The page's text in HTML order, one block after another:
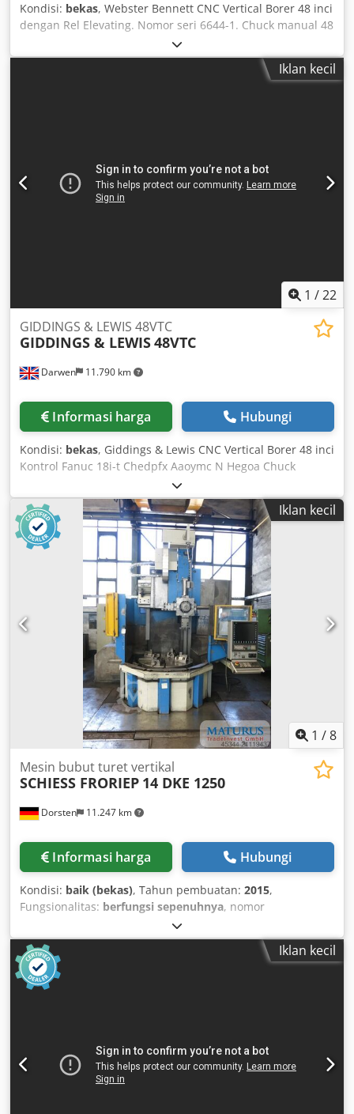
Kondisi: bekas, Webster Bennett CNC Vertical Borer 48 inci
dengan Rel Elevating. Nomor seri 6644-1. Chuck manual 48
inci, dilengkapi dengan rahang. Turret hidrolik. Kontrol
Fanuc 18i-T. Konveyor serbuk logam. Unit pendingin udara
pada panel listrik. Jarak sekitar 1250mm dari alat ke meja.
Iklan kecil
1 /22
Darwen 11.790 km
GIDDINGS & LEWIS 48VTC
GIDDINGS & LEWIS48VTC
Informasi harga Hubungi
Kondisi: bekas, Giddings & Lewis CNC Vertical Borer 48 inci
Kontrol Fanuc 18i-t Chedpfx Aaoymc N Hegoa Chuck
hidrolik 48 inci Sekitar 1,5 m jarak antara rel dan meja
Revolver hidrolik Konveyor serpihan Servis mesin penuh
terbaru termasuk: melepas bearing Timken dan
mengirimnya untuk pengujian preload, perbaikan
menyeluruh sistem pelumasan oli termasuk penggantian
outlet oli kuningan pada meja.
Iklan kecil
1 /8
Dorsten 11.247 km
Mesin bubut turet vertikal
SCHIESS FRORIEP 14 DKE 1250
Informasi harga Hubungi
Kondisi: baik (bekas), Tahun pembuatan: 2015,
Fungsionalitas: berfungsi sepenuhnya, nomor
, Mesin Bubut Vertikal Satu Tiang
| Schiess-Froriep 14 DKE 1250 Mesin direkondisi ulang
oleh perusahaan Matschuk pada tahun 2015, baru saja
dibersihkan dan berada dalam kondisi baik. - Diameter
pelat muka: 1.250 mm - Diameter putaran: 1.500 mm -
sebelumnya.
Iklan kecil